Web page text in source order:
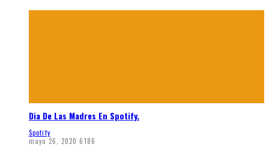
Dia De Las Madres En Spotify.
Spotify
mayo 26, 2020 6186